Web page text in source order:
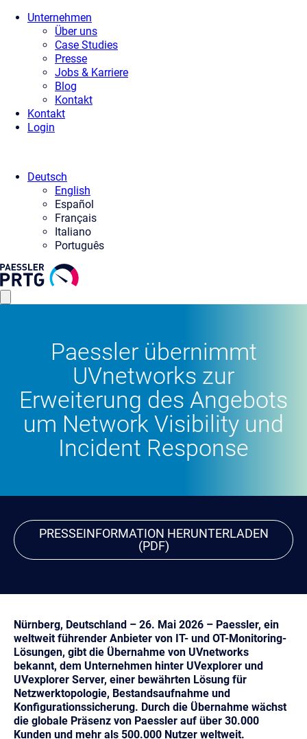
Unternehmen
Über uns
Case Studies
Presse
Jobs & Karriere
Blog
Kontakt
Kontakt
Login
Deutsch
English
Español
Français
Italiano
Português
Paessler übernimmt
UVnetworks zur
Erweiterung des Angebots
um Network Visibility und
Incident Response
PRESSEINFORMATION HERUNTERLADEN
(PDF)
Nürnberg, Deutschland – 26. Mai 2026 – Paessler, ein
weltweit führender Anbieter von IT- und OT-Monitoring-
Lösungen, gibt die Übernahme von UVnetworks
bekannt, dem Unternehmen hinter UVexplorer und
UVexplorer Server, einer bewährten Lösung für
Netzwerktopologie, Bestandsaufnahme und
Konfigurationssicherung. Durch die Übernahme wächst
die globale Präsenz von Paessler auf über 30.000
Kunden und mehr als 500.000 Nutzer weltweit.